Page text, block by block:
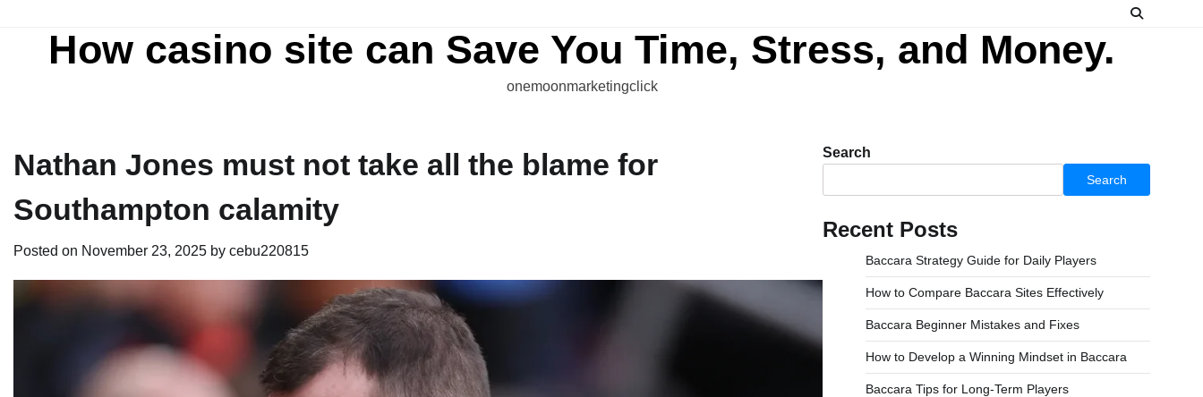
How casino site can Save You Time, Stress, and Money.
onemoonmarketingclick
Nathan Jones must not take all the blame for
Southampton calamity
Posted on November 23, 2025 by cebu220815
Search
Search
Recent Posts
Baccara Strategy Guide for Daily Players
How to Compare Baccara Sites Effectively
Baccara Beginner Mistakes and Fixes
How to Develop a Winning Mindset in Baccara
Baccara Tips for Long-Term Players